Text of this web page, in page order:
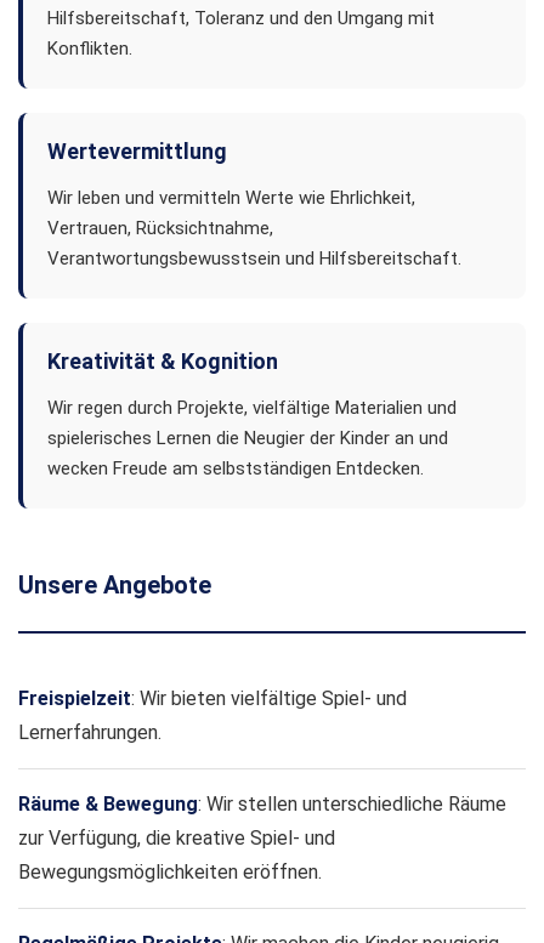
Hilfsbereitschaft, Toleranz und den Umgang mit
Konflikten.
Wertevermittlung
Wir leben und vermitteln Werte wie Ehrlichkeit,
Vertrauen, Rücksichtnahme,
Verantwortungsbewusstsein und Hilfsbereitschaft.
Kreativität & Kognition
Wir regen durch Projekte, vielfältige Materialien und
spielerisches Lernen die Neugier der Kinder an und
wecken Freude am selbstständigen Entdecken.
Unsere Angebote
Freispielzeit: Wir bieten vielfältige Spiel- und
Lernerfahrungen.
Räume & Bewegung: Wir stellen unterschiedliche Räume
zur Verfügung, die kreative Spiel- und
Bewegungsmöglichkeiten eröffnen.